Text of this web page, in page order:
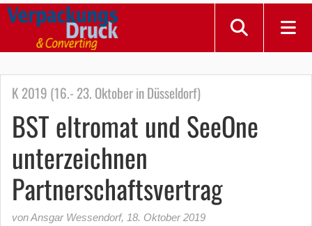
K 2019 (16.- 23. Oktober in Düsseldorf)
BST eltromat und SeeOne
unterzeichnen
Partnerschaftsvertrag
von Ansgar Wessendorf, 18. Oktober 2019